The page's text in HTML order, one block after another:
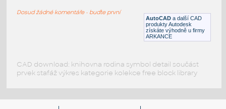
AutoCAD a další CAD
produkty Autodesk
získáte výhodně u firmy
ARKANCE
Dosud žádné komentáře - buďte první
CAD download: knihovna rodina symbol detail součást
prvek stafáž výkres kategorie kolekce free block library